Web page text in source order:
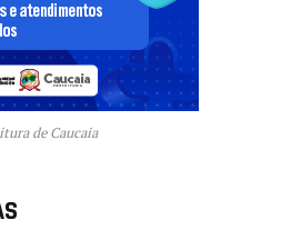
de Caucaia